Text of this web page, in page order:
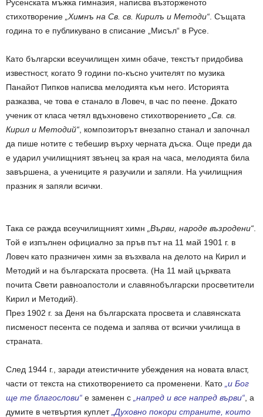
Русенската мъжка гимназия, написва възторженото
стихотворение „Химнъ на Св. св. Кирилъ и Методи“ . Същата
година то е публикувано в списание „Мисъл“ в Русе.
Като български всеучилищен химн обаче, текстът придобива
известност, когато 9 години по-късно учителят по музика
Панайот Пипков написва мелодията към него. Историята
разказва, че това е станало в Ловеч, в час по пеене. Докато
ученик от класа четял вдъхновено стихотворението „Св. св.
Кирил и Методий“ , композиторът внезапно станал и започнал
да пише нотите с тебешир върху черната дъска. Още преди да
е ударил училищният звънец за края на часа, мелодията била
завършена, а учениците я разучили и запяли. На училищния
празник я запяли всички.
Така се ражда всеучилищният химн „Върви, народе възродени“
Той е изпълнен официално за пръв път на 11 май 1901 г. в
Ловеч като празничен химн за възхвала на делото на Кирил и
Методий и на българската просвета. (На 11 май църквата
почита Свети равноапостоли и славянобългарски просветители
Кирил и Методий).
През 1902 г. за Деня на българската просвета и славянската
писменост песента се подема и запява от всички училища в
страната.
След 1944 г., заради атеистичните убеждения на новата власт,
части от текста на стихотворението са променени. Като „и Бог
ще те благослови“ е заменен с „напред и все напред върви“ , а
думите в четвъртия куплет „Духовно покори страните, които